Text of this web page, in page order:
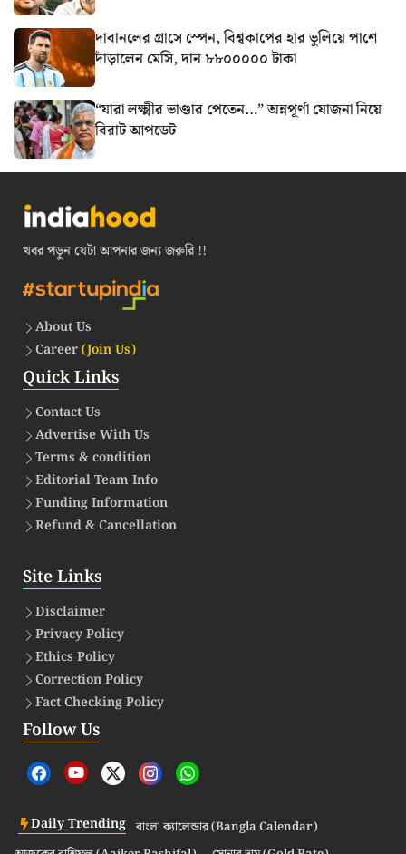
দাবানলের গ্রাসে স্পেন, বিশ্বকাপের হার ভুলিয়ে পাশে
দাঁড়ালেন মেসি, দান ৮৮০০০০০ টাকা
“যারা লক্ষ্মীর ভাণ্ডার পেতেন…” অন্নপূর্ণা যোজনা নিয়ে
বিরাট আপডেট
খবর পড়ুন যেটা আপনার জন্য জরুরি !!
About Us
Career(Join Us)
Quick Links
Contact Us
Advertise With Us
Terms & condition
Editorial Team Info
Funding Information
Refund & Cancellation
Site Links
Disclaimer
Privacy Policy
Ethics Policy
Correction Policy
Fact Checking Policy
Follow Us
Daily Trending বাংলা ক্যালেন্ডার (Bangla Calendar)